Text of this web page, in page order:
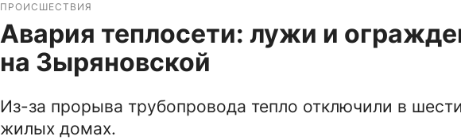
ПРОИСШЕСТВИЯ
Авария теплосети: лужи и
на Зыряновской
Из-за прорыва трубопровода тепло отключили в
жилых домах.